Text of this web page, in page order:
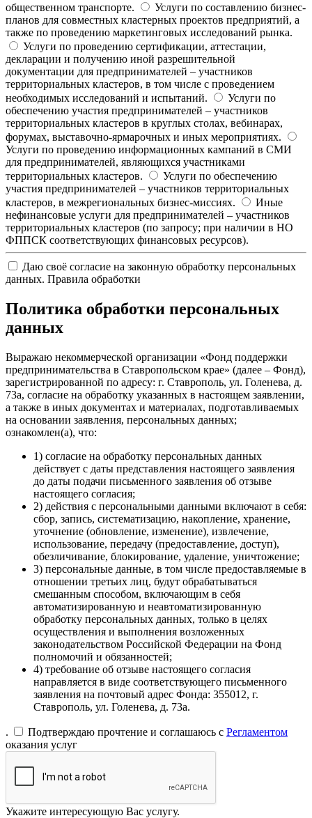
общественном транспорте.
Услуги по составлению бизнес-
планов для совместных кластерных проектов предприятий, а
также по проведению маркетинговых исследований рынка.
Услуги по проведению сертификации, аттестации,
декларации и получению иной разрешительной
документации для предпринимателей – участников
территориальных кластеров, в том числе с проведением
необходимых исследований и испытаний.
Услуги по
обеспечению участия предпринимателей – участников
территориальных кластеров в круглых столах, вебинарах,
форумах, выставочно-ярмарочных и иных мероприятиях.
Услуги по проведению информационных кампаний в СМИ
для предпринимателей, являющихся участниками
территориальных кластеров.
Услуги по обеспечению
участия предпринимателей – участников территориальных
кластеров, в межрегиональных бизнес-миссиях.
Иные
нефинансовые услуги для предпринимателей – участников
территориальных кластеров (по запросу; при наличии в НО
ФППСК соответствующих финансовых ресурсов).
Даю своё согласие на законную обработку персональных
данных. Правила обработки
Политика обработки персональных
данных
Выражаю некоммерческой организации «Фонд поддержки
предпринимательства в Ставропольском крае» (далее – Фонд),
зарегистрированной по адресу: г. Ставрополь, ул. Голенева, д.
73а, согласие на обработку указанных в настоящем заявлении,
а также в иных документах и материалах, подготавливаемых
на основании заявления, персональных данных;
ознакомлен(а), что:
1) согласие на обработку персональных данных
действует с даты представления настоящего заявления
до даты подачи письменного заявления об отзыве
настоящего согласия;
2) действия с персональными данными включают в себя:
сбор, запись, систематизацию, накопление, хранение,
уточнение (обновление, изменение), извлечение,
использование, передачу (предоставление, доступ),
обезличивание, блокирование, удаление, уничтожение;
3) персональные данные, в том числе предоставляемые в
отношении третьих лиц, будут обрабатываться
смешанным способом, включающим в себя
автоматизированную и неавтоматизированную
обработку персональных данных, только в целях
осуществления и выполнения возложенных
законодательством Российской Федерации на Фонд
полномочий и обязанностей;
4) требование об отзыве настоящего согласия
направляется в виде соответствующего письменного
заявления на почтовый адрес Фонда: 355012, г.
Ставрополь, ул. Голенева, д. 73а.
. Подтверждаю прочтение и соглашаюсь с Регламентом
оказания услуг
Укажите интересующую Вас услугу.